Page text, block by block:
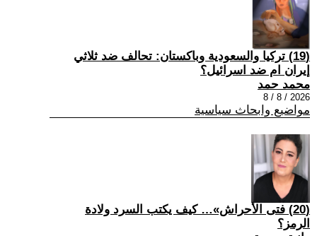
(19) تركيا والسعودية وباكستان: تحالف ضد ثلاثي
إيران ام ضد اسرائيل؟
محمد حمد
2026 / 8 / 8
مواضيع وابحاث سياسية
(20) فتى الأحراش»… كيف يكتب السرد ولادة
الرمز؟